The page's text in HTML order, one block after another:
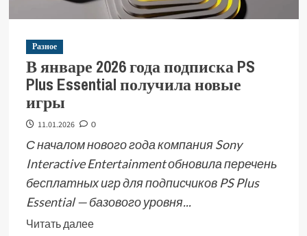
Разное
В январе 2026 года подписка PS
Plus Essential получила новые
игры
11.01.2026 0
С началом нового года компания Sony
Interactive Entertainment обновила перечень
бесплатных игр для подписчиков PS Plus
Essential — базового уровня...
Читать далее